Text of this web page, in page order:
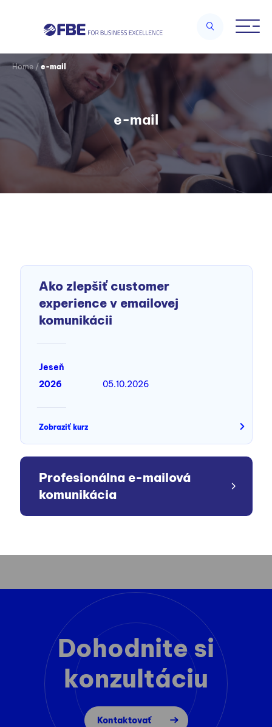
e-mail
Home / e-mail
Ako zlepšiť customer
experience v emailovej
komunikácii
Jeseň
2026
05.10.2026
Zobraziť kurz
Profesionálna e-mailová
komunikácia
Dohodnite si
konzultáciu
Kontaktovať